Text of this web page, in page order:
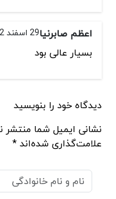
اعظم صابرنیا29 اسفند 1402 - 14:31
بسیار عالی بود
دیدگاه خود را بنویسید
نشانی ایمیل شما
علامت‌گذاری شده‌اند *